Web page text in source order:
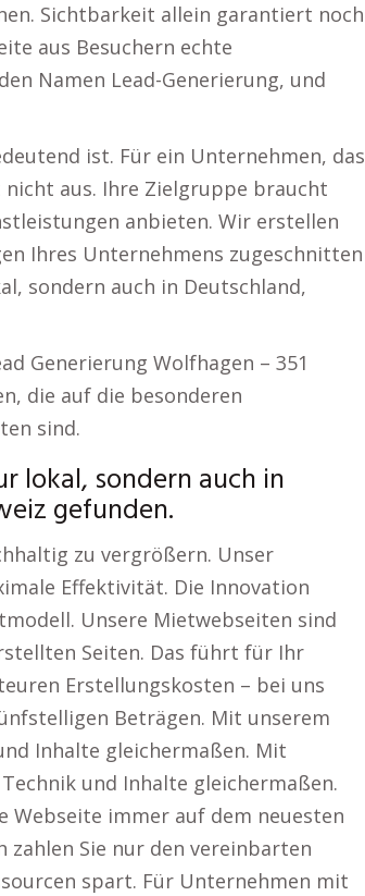
Sichtbarkeit allein garantiert noch
aus Besuchern echte
Namen Lead-Generierung, und
ist. Für ein Unternehmen, das
aus. Ihre Zielgruppe braucht
anbieten. Wir erstellen
Ihres Unternehmens zugeschnitten
sondern auch in Deutschland,
Generierung Wolfhagen – 351
die auf die besonderen
sind.
lokal, sondern auch in
gefunden.
zu vergrößern. Unser
Effektivität. Die Innovation
Unsere Mietwebseiten sind
Seiten. Das führt für Ihr
Erstellungskosten – bei uns
Beträgen. Mit unserem
Inhalte gleichermaßen. Mit
und Inhalte gleichermaßen.
Webseite immer auf dem neuesten
Sie nur den vereinbarten
spart. Für Unternehmen mit